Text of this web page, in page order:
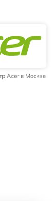
Acer в Москве